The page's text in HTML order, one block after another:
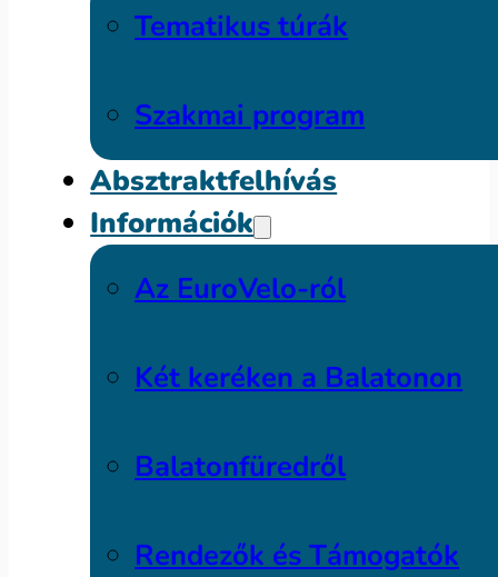
Tematikus túrák
Szakmai program
Absztraktfelhívás
Információk
Az EuroVelo-ról
Két keréken a Balatonon
Balatonfüredről
Rendezők és Támogatók